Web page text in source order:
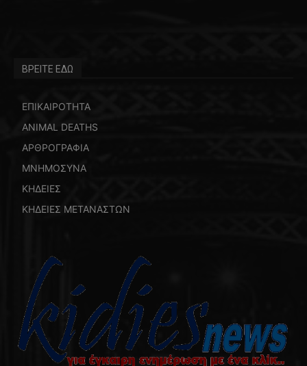
ΒΡΕΙΤΕ ΕΔΩ
ΕΠΙΚΑΙΡΟΤΗΤΑ
ANIMAL DEATHS
ΑΡΘΡΟΓΡΑΦΙΑ
ΜΝΗΜΟΣΥΝΑ
ΚΗΔΕΙΕΣ
ΚΗΔΕΙΕΣ ΜΕΤΑΝΑΣΤΩΝ